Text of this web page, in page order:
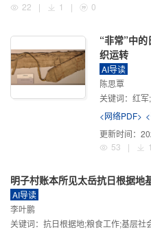
22
| 1 | 0
“非常”中
织运转
AI导读
陈思覃
关键词： 红军
<网络PDF>
更新时间：
53
|
明子村账本所见太岳抗日根据地
AI导读
李叶鹏
关键词： 抗日根据地;粮食工作;基层社